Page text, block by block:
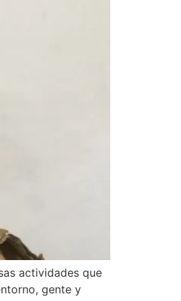
actividades que
gente y